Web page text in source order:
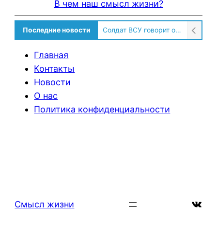
В чем наш смысл жизни?
Последние новости Солдат ВСУ говорит о том, чтобы продавали топливо для ремонта техники в Угледаре
Главная
Контакты
Новости
О нас
Политика конфиденциальности
Смысл жизни